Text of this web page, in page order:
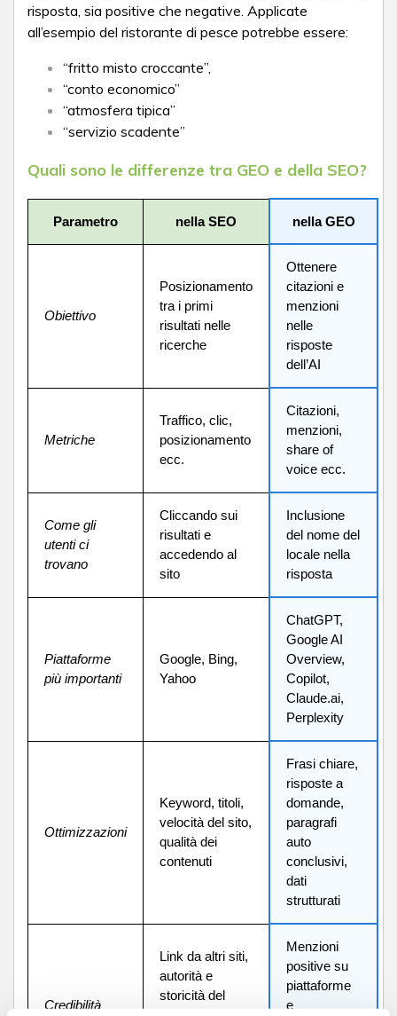
risposta, sia positive che negative. Applicate
all’esempio del ristorante di pesce potrebbe essere:
“fritto misto croccante”,
“conto economico”
“atmosfera tipica”
“servizio scadente”
Quali sono le differenze tra GEO e della SEO?
Parametro nella SEO nella GEO
Obiettivo
Posizionamento
tra i primi
risultati nelle
ricerche
Ottenere
citazioni e
menzioni
nelle
risposte
dell’AI
Metriche
Traffico, clic,
posizionamento
ecc.
Citazioni,
menzioni,
share of
voice ecc.
Come gli
utenti ci
trovano
Cliccando sui
risultati e
accedendo al
sito
Inclusione
del nome del
locale nella
risposta
Piattaforme
più importanti
Google, Bing,
Yahoo
ChatGPT,
Google AI
Overview,
Copilot,
Claude.ai,
Perplexity
Ottimizzazioni
Keyword, titoli,
velocità del sito,
qualità dei
contenuti
Frasi chiare,
risposte a
domande,
paragrafi
auto
conclusivi,
dati
strutturati
Credibilità
Link da altri siti,
autorità e
storicità del
Menzioni
positive su
piattaforme
e